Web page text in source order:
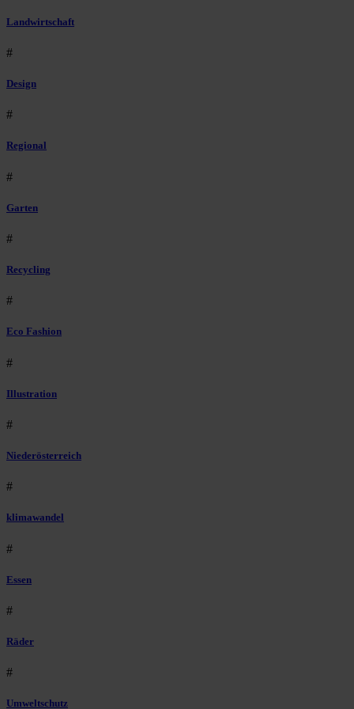
Landwirtschaft
#
Design
#
Regional
#
Garten
#
Recycling
#
Eco Fashion
#
Illustration
#
Niederösterreich
#
klimawandel
#
Essen
#
Räder
#
Umweltschutz